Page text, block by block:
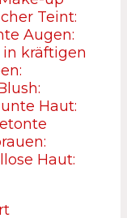
Teint:
Augen:
in kräftigen
Haut:
Haut: